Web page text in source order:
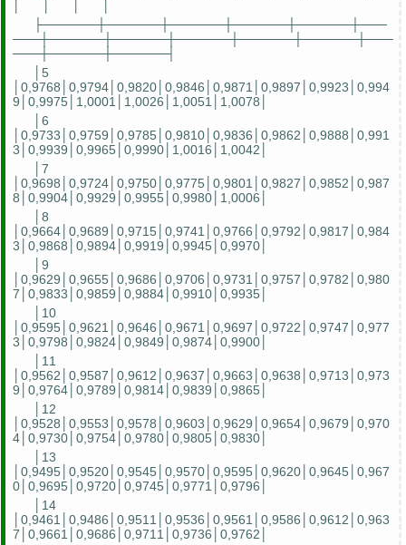
├──────┼──────┼──────┼──────┼──────┼───
───┼──────┼──────┼──────┼──────┼──────┼───
───┼──────┼──────┤
│5
│0,9768│0,9794│0,9820│0,9846│0,9871│0,9897│0,9923│0,994
9│0,9975│1,0001│1,0026│1,0051│1,0078│
│6
│0,9733│0,9759│0,9785│0,9810│0,9836│0,9862│0,9888│0,991
3│0,9939│0,9965│0,9990│1,0016│1,0042│
│7
│0,9698│0,9724│0,9750│0,9775│0,9801│0,9827│0,9852│0,987
8│0,9904│0,9929│0,9955│0,9980│1,0006│
│8
│0,9664│0,9689│0,9715│0,9741│0,9766│0,9792│0,9817│0,984
3│0,9868│0,9894│0,9919│0,9945│0,9970│
│9
│0,9629│0,9655│0,9686│0,9706│0,9731│0,9757│0,9782│0,980
7│0,9833│0,9859│0,9884│0,9910│0,9935│
│10
│0,9595│0,9621│0,9646│0,9671│0,9697│0,9722│0,9747│0,977
3│0,9798│0,9824│0,9849│0,9874│0,9900│
│11
│0,9562│0,9587│0,9612│0,9637│0,9663│0,9638│0,9713│0,973
9│0,9764│0,9789│0,9814│0,9839│0,9865│
│12
│0,9528│0,9553│0,9578│0,9603│0,9629│0,9654│0,9679│0,970
4│0,9730│0,9754│0,9780│0,9805│0,9830│
│13
│0,9495│0,9520│0,9545│0,9570│0,9595│0,9620│0,9645│0,967
0│0,9695│0,9720│0,9745│0,9771│0,9796│
│14
│0,9461│0,9486│0,9511│0,9536│0,9561│0,9586│0,9612│0,963
7│0,9661│0,9686│0,9711│0,9736│0,9762│